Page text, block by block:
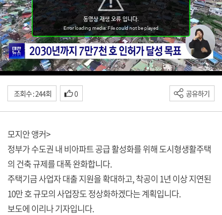
조회수 : 244회 0 공유하기
모지안 앵커>
정부가 수도권 내 비아파트 공급 활성화를 위해 도시형생활주택
의 건축 규제를 대폭 완화합니다.
주택기금 사업자 대출 지원을 확대하고, 착공이 1년 이상 지연된
10만 호 규모의 사업장도 정상화하겠다는 계획입니다.
보도에 이리나 기자입니다.